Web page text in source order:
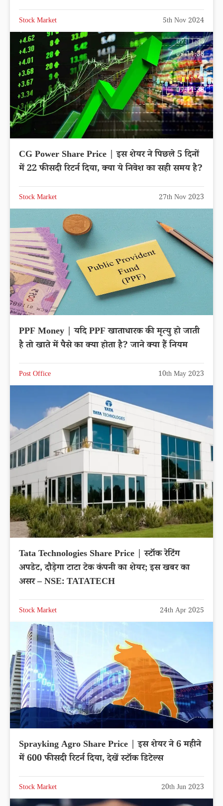
Stock Market 5th Nov 2024
CG Power Share Price | इस शेयर ने पिछले 5 दिनों
में 22 फीसदी रिटर्न दिया, क्या ये निवेश का सही समय है?
Stock Market 27th Nov 2023
PPF Money | यदि PPF खाताधारक की मृत्यु हो जाती
है तो खाते में पैसे का क्या होता है? जाने क्या हैं नियम
Post Office 10th May 2023
Tata Technologies Share Price | स्टॉक रेटिंग
अपडेट, दौड़ेगा टाटा टेक कंपनी का शेयर; इस खबर का
असर – NSE: TATATECH
Stock Market 24th Apr 2025
Sprayking Agro Share Price | इस शेयर ने 6 महीने
में 600 फीसदी रिटर्न दिया, देखें स्टॉक डिटेल्स
Stock Market 20th Jun 2023